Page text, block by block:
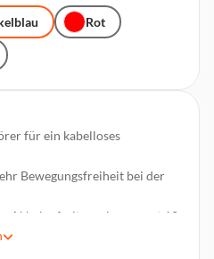
für ein kabelloses
Bewegungsfreiheit bei der
Akkulaufzeit von insgesamt 12
Rot